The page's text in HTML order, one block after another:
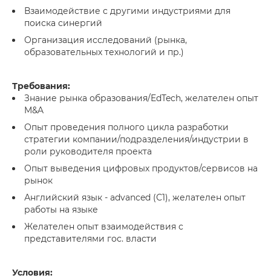
Взаимодействие с другими индустриями для
поиска синергий
Организация исследований (рынка,
образовательных технологий и пр.)
Требования:
Знание рынка образования/EdTech, желателен опыт
M&A
Опыт проведения полного цикла разработки
стратегии компании/подразделения/индустрии в
роли руководителя проекта
Опыт выведения цифровых продуктов/сервисов на
рынок
Английский язык - advanced (С1), желателен опыт
работы на языке
Желателен опыт взаимодействия с
представителями гос. власти
Условия: